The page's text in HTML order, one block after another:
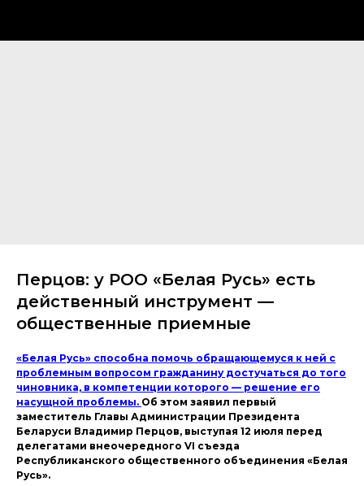
Перцов: у РОО «Белая Русь» есть
действенный инструмент —
общественные приемные
«Белая Русь» способна помочь обращающемуся к ней с
проблемным вопросом гражданину достучаться до того
чиновника, в компетенции которого — решение его
насущной проблемы. Об этом заявил первый
заместитель Главы Администрации Президента
Беларуси Владимир Перцов, выступая 12 июля перед
делегатами внеочередного VI съезда
Республиканского общественного объединения «Белая
Русь».